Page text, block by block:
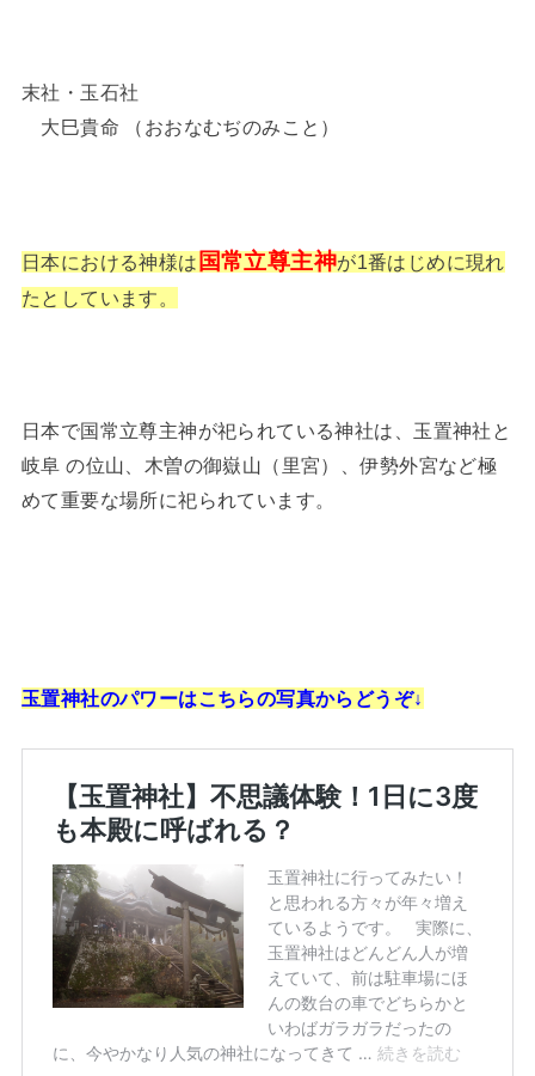
末社・玉石社
大巳貴命 （おおなむぢのみこと）
日本における神様は 国常立尊主神が1番はじめに現れ
たとしています。
日本で国常立尊主神が祀られている神社は、玉置神社と
岐阜 の位山、木曽の御嶽山（里宮）、伊勢外宮など極
めて重要な場所に祀られています。
玉置神社のパワーはこちらの写真からどうぞ↓